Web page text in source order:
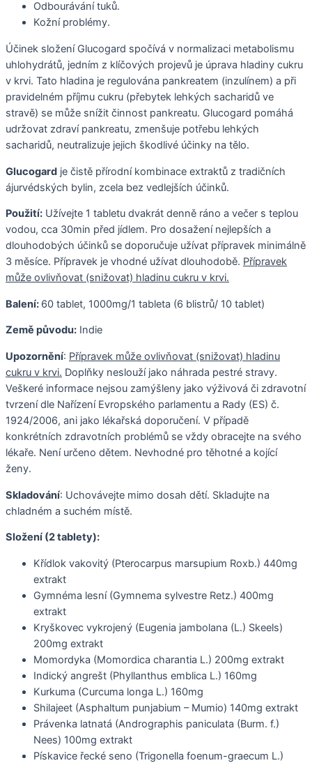
Odbourávání tuků.
Kožní problémy.
Účinek složení Glucogard spočívá v normalizaci metabolismu
uhlohydrátů, jedním z klíčových projevů je úprava hladiny cukru
v krvi. Tato hladina je regulována pankreatem (inzulínem) a při
pravidelném příjmu cukru (přebytek lehkých sacharidů ve
stravě) se může snížit činnost pankreatu. Glucogard pomáhá
udržovat zdraví pankreatu, zmenšuje potřebu lehkých
sacharidů, neutralizuje jejich škodlivé účinky na tělo.
Glucogard je čistě přírodní kombinace extraktů z tradičních
ájurvédských bylin, zcela bez vedlejších účinků.
Použití: Užívejte 1 tabletu dvakrát denně ráno a večer s teplou
vodou, cca 30min před jídlem. Pro dosažení nejlepších a
dlouhodobých účinků se doporučuje užívat přípravek minimálně
3 měsíce. Přípravek je vhodné užívat dlouhodobě. Přípravek
může ovlivňovat (snižovat) hladinu cukru v krvi.
Balení: 60 tablet, 1000mg/1 tableta (6 blistrů/ 10 tablet)
Země původu: Indie
Upozornění: Přípravek může ovlivňovat (snižovat) hladinu
cukru v krvi. Doplňky neslouží jako náhrada pestré stravy.
Veškeré informace nejsou zamýšleny jako výživová či zdravotní
tvrzení dle Nařízení Evropského parlamentu a Rady (ES) č.
1924/2006, ani jako lékařská doporučení. V případě
konkrétních zdravotních problémů se vždy obracejte na svého
lékaře. Není určeno dětem. Nevhodné pro těhotné a kojící
ženy.
Skladování: Uchovávejte mimo dosah dětí. Skladujte na
chladném a suchém místě.
Složení (2 tablety):
Křídlok vakovitý (Pterocarpus marsupium Roxb.) 440mg
extrakt
Gymnéma lesní (Gymnema sylvestre Retz.) 400mg
extrakt
Kryškovec vykrojený (Eugenia jambolana (L.) Skeels)
200mg extrakt
Momordyka (Momordica charantia L.) 200mg extrakt
Indický angrešt (Phyllanthus emblica L.) 160mg
Kurkuma (Curcuma longa L.) 160mg
Shilajeet (Asphaltum punjabium – Mumio) 140mg extrakt
Právenka latnatá (Andrographis paniculata (Burm. f.)
Nees) 100mg extrakt
Pískavice řecké seno (Trigonella foenum-graecum L.)